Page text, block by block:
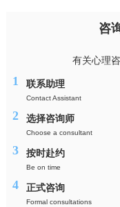
咨
有关心理
1 联系助理
Contact Assistant
2 选择咨询师
Choose a consultant
3 按时赴约
Be on time
4 正式咨询
Formal consultations